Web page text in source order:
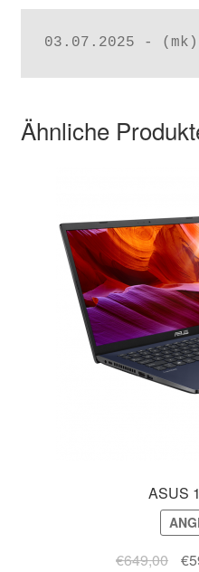
03.07.2025 - (mk)
Ähnliche
ASUS
€649,00 €